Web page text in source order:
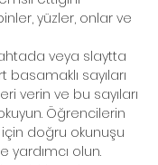
yüzler, onlar ve
veya slaytta
sayıları
verin ve bu sayıları
Öğrencilerin
doğru okunuşu
yardımcı olun.